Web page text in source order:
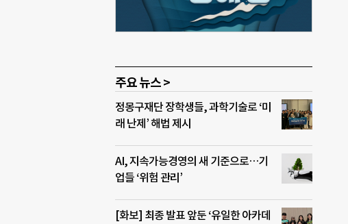
주요 뉴스 >
정몽구재단 장학생들, 과학기술로 ‘미
래 난제’ 해법 제시
AI, 지속가능경영의 새 기준으로…기
업들 ‘위험 관리’
[화보] 최종 발표 앞둔 ‘유일한 아카데